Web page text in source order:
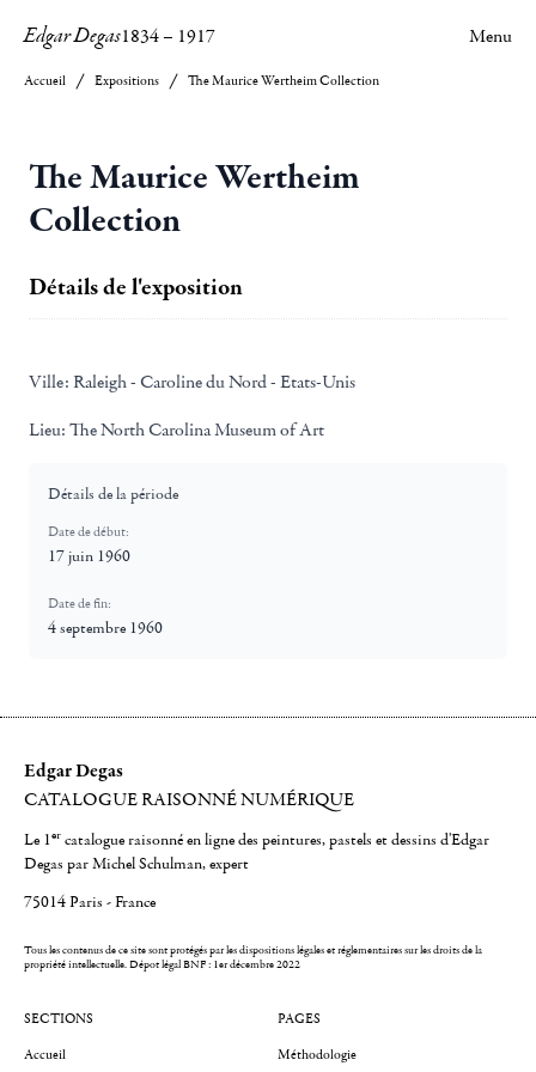
Edgar Degas1834– 1917 Menu
Accueil Expositions The Maurice Wertheim Collection
The Maurice Wertheim
Collection
Détails de l'exposition
Ville: Raleigh - Caroline du Nord - Etats-Unis
Lieu: The North Carolina Museum of Art
Détails de la période
Date de début:
17 juin 1960
Date de fin:
4 septembre 1960
Edgar Degas
CATALOGUE RAISONNÉ NUMÉRIQUE
Le 1er catalogue raisonné en ligne des peintures, pastels et dessins d'Edgar
Degas par Michel Schulman, expert
75014 Paris - France
Tous les contenus de ce site sont protégés par les dispositions légales et réglementaires sur les droits de la
propriété intellectuelle.Dépot légal BNF : 1er décembre 2022
SECTIONS
Accueil
PAGES
Méthodologie